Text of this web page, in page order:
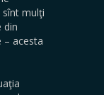
mulţi
din
– acesta